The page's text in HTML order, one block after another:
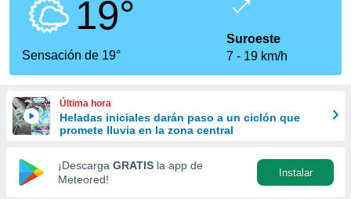
que se
calidad.
a este
las
y
forma
digital
basada
19°
Sensación de 19°
Suroeste
7
19 km/h
Última hora
Heladas iniciales darán paso a un ciclón que
promete lluvia en la zona central
¡Descarga GRATIS la app de
Meteored!
Instalar